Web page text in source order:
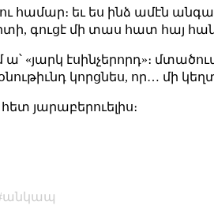
եւ ես ինձ ամէն անգամ
գուցէ մի տաս հատ հայ
«յարկ էսինչերորդ»։
կորցնես, որ… մի
յարաբերուելիս։
անկապ